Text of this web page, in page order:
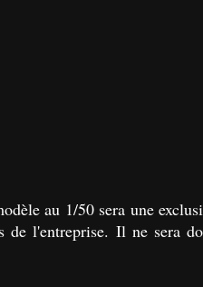
au 1/50 sera une
de l'entreprise. Il ne sera